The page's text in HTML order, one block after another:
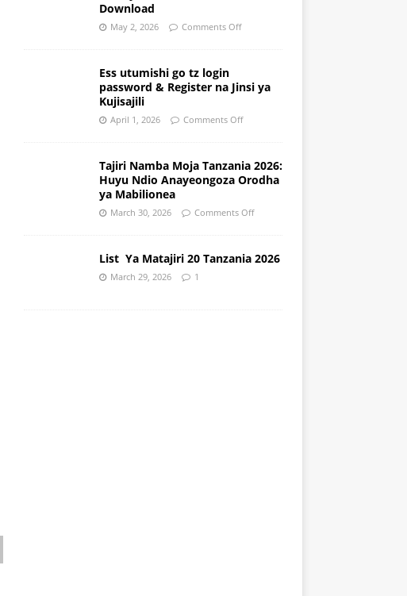
Download
May 2, 2026 Comments Off
Ess utumishi go tz login
password & Register na Jinsi ya
Kujisajili
April 1, 2026 Comments Off
Tajiri Namba Moja Tanzania 2026:
Huyu Ndio Anayeongoza Orodha
ya Mabilionea
March 30, 2026 Comments Off
List Ya Matajiri 20 Tanzania 2026
March 29, 2026 1